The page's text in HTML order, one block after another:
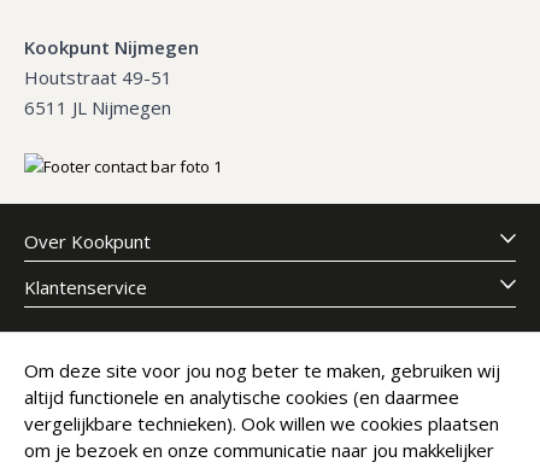
Kookpunt Nijmegen
Houtstraat 49-51
6511 JL Nijmegen
Over Kookpunt
Klantenservice
Meld je aan voor onze nieuwsbrief
E-mailadres
Abonneer
Om deze site voor jou nog beter te maken, gebruiken wij
altijd functionele en analytische cookies (en daarmee
vergelijkbare technieken). Ook willen we cookies plaatsen
om je bezoek en onze communicatie naar jou makkelijker